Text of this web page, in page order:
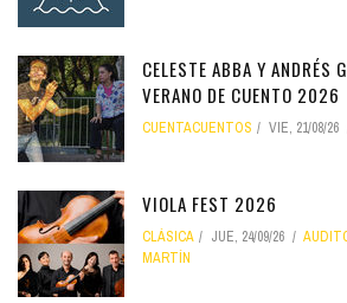
CELESTE ABBA Y ANDRÉS
VERANO DE CUENTO 2026
CUENTACUENTOS VIE, 21/08/26
VIOLA FEST 2026
CLÁSICA JUE, 24/09/26
MARTÍN